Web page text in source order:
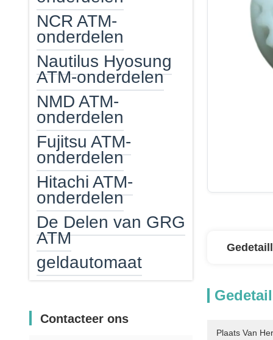
NCR ATM-
onderdelen
Nautilus Hyosung
ATM-onderdelen
NMD ATM-
onderdelen
Fujitsu ATM-
onderdelen
Hitachi ATM-
onderdelen
De Delen van GRG
ATM
geldautomaat
ATM-geldcassette
ATM EPP
Contacteer ons
Plaats Van